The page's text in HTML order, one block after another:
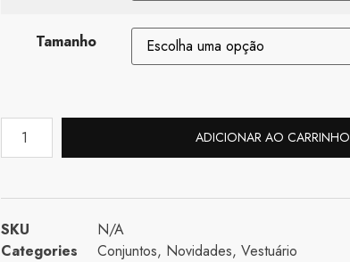
Tamanho
ADICIONAR AO CARRINHO
SKU
N/A
Categories
Conjuntos, Novidades, Vestuário